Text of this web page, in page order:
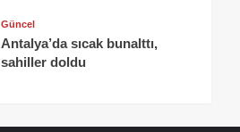
Güncel
Antalya’da sıcak bunalttı,
sahiller doldu